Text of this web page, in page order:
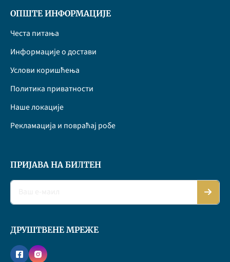
ОПШТЕ ИНФОРМАЦИЈЕ
Честа питања
Информације о достави
Услови коришћења
Политика приватности
Наше локације
Рекламација и повраћај робе
ПРИЈАВА НА БИЛТЕН
ДРУШТВЕНЕ МРЕЖЕ